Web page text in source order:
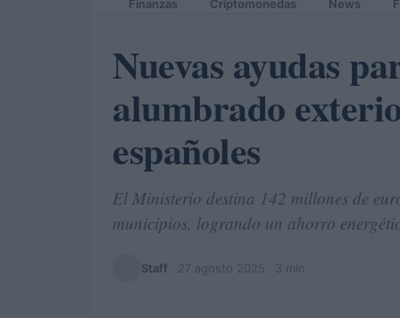
Finanzas Criptomonedas News
Nuevas ayudas
alumbrado
españoles
El Ministerio destina 142 millones de
municipios, logrando un ahorro
Staff 27 agosto 2025 · 3 min